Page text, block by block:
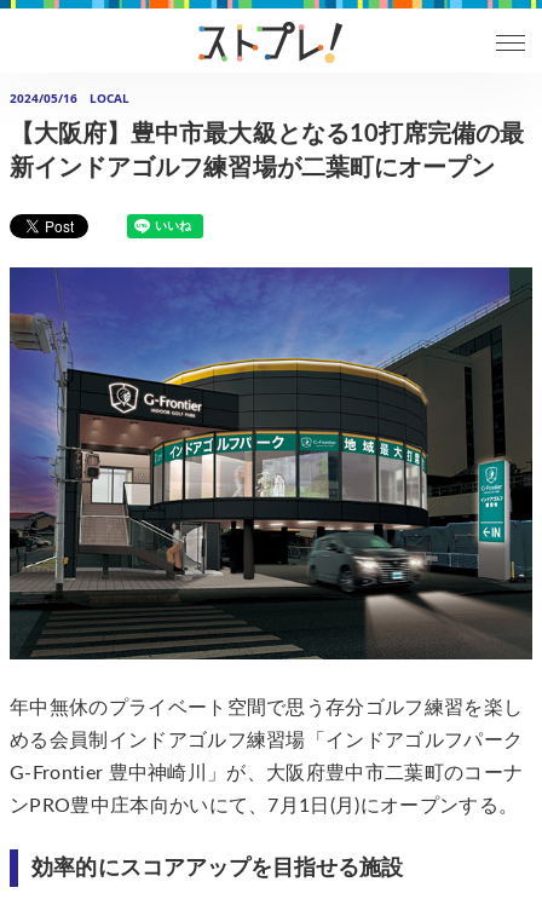
2024/05/16 LOCAL
【大阪府】豊中市最大級となる10打席完備の最
新インドアゴルフ練習場が二葉町にオープン
年中無休のプライベート空間で思う存分ゴルフ練習を楽し
める会員制インドアゴルフ練習場「インドアゴルフパーク
G-Frontier 豊中神崎川」が、大阪府豊中市二葉町のコーナ
ンPRO豊中庄本向かいにて、7月1日(月)にオープンする。
効率的にスコアアップを目指せる施設